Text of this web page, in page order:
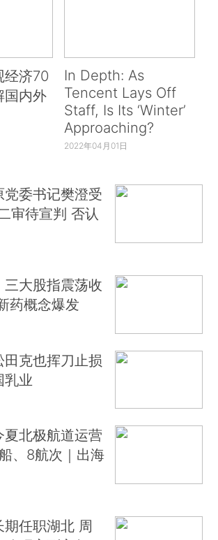
经济70
国内外
In Depth: As
Tencent Lays Off
Staff, Is Its ‘Winter’
Approaching?
2022年04月01日
委书记樊澄受
审待宣判 否认
三大股指震荡收
药概念爆发
田克也挥刀止损
乳业
北极航道运营
、8航次｜出海
期任职湖北 周